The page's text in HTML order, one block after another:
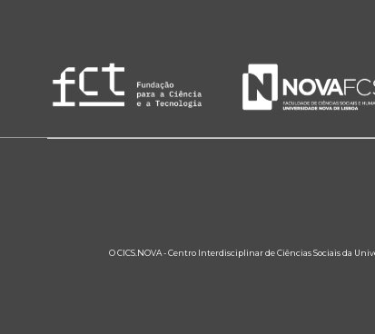
O CICS.NOVA - Centro Interdisciplinar de Ciências Sociais da